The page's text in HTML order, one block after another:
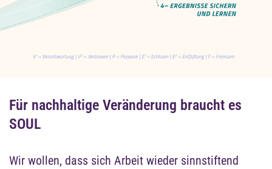
Für nachhaltige Veränderung braucht es
SOUL
Wir wollen, dass sich Arbeit wieder sinnstiftend